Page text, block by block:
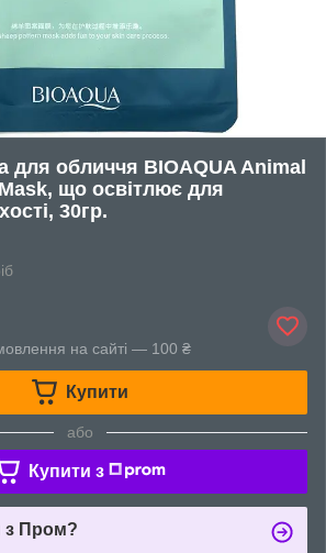
для обличчя BIOAQUA Animal
що освітлює для
30гр.
на сайті — 100 ₴
Купити
або
Купити з
з Пром?